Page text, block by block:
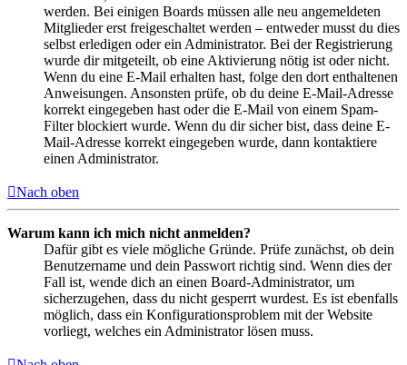
werden. Bei einigen Boards müssen alle neu angemeldeten
Mitglieder erst freigeschaltet werden – entweder musst du dies
selbst erledigen oder ein Administrator. Bei der Registrierung
wurde dir mitgeteilt, ob eine Aktivierung nötig ist oder nicht.
Wenn du eine E-Mail erhalten hast, folge den dort enthaltenen
Anweisungen. Ansonsten prüfe, ob du deine E-Mail-Adresse
korrekt eingegeben hast oder die E-Mail von einem Spam-
Filter blockiert wurde. Wenn du dir sicher bist, dass deine E-
Mail-Adresse korrekt eingegeben wurde, dann kontaktiere
einen Administrator.
Nach oben
Warum kann ich mich nicht anmelden?
Dafür gibt es viele mögliche Gründe. Prüfe zunächst, ob dein
Benutzername und dein Passwort richtig sind. Wenn dies der
Fall ist, wende dich an einen Board-Administrator, um
sicherzugehen, dass du nicht gesperrt wurdest. Es ist ebenfalls
möglich, dass ein Konfigurationsproblem mit der Website
vorliegt, welches ein Administrator lösen muss.